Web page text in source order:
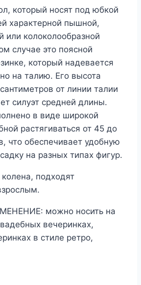
который носят под юбкой
характерной пышной,
или колоколообразной
случае это поясной
который надевается
на талию. Его высота
от линии талии
силуэт средней длины.
в виде широкой
растягиваться от 45 до
что обеспечивает удобную
на разных типах фигур.
подходят
можно носить на
вечеринках,
в стиле ретро,